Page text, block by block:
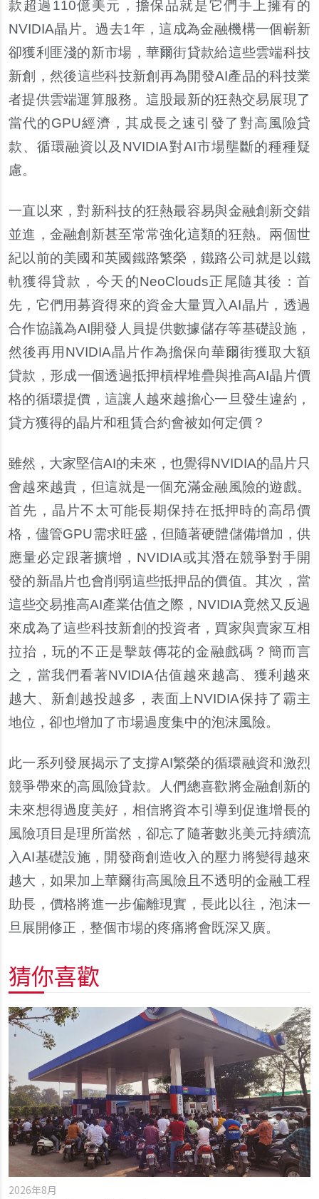
款超過110億美元，擔保品就是它們手上擁有的
NVIDIA晶片。過去1年，這成為金融機構一個嶄新
卻獲利匪淺的新市場，華爾街貸款給這些雲端科技
新創，然後這些科技新創再為開發AI產品的科技業
者提供雲端運算服務。這股最新的狂熱交易展現了
當代的GPU經濟，其成長之速引發了對高風險貸
款、循環融資以及NVIDIA對AI市場壟斷的種種疑
慮。
一直以來，對新科技的狂熱最容易與金融創新交錯
並進，金融創新甚至常常強化這類的狂熱。兩個世
紀以前的美國和英國鐵路繁榮，鐵路公司就是以鐵
軌獲得貸款，今天的NeoClouds正尾隨其後：首
先，它們用募資得來的資金大量買入AI晶片，透過
合作協議為AI開發人員提供數據儲存等基礎設施，
然後再用NVIDIA晶片作為擔保向華爾街獲取大額
貸款，形成一個透過抵押槓桿堆疊與推高AI晶片價
格的循環提價，這讓人越來越擔心一旦發生違約，
貸方獲得的晶片和租賃合約會被如何定價？
雖然，大家堅信AI的未來，也覺得NVIDIA的晶片只
會越來越貴，但這就是一個充滿金融風險的遊戲。
首先，晶片不太可能長期保持在抵押時的高昂價
格，儘管GPU需求旺盛，但隨著硬體儲備增加，供
應量必定跟著擴增，NVIDIA或其潛在競爭對手開
發的新晶片也會削弱這些抵押品的價值。其次，當
這些交易推高AI產業估值之際，NVIDIA竟然又反過
來成為了這些科技新創的投資者，買家與賣家互相
拉抬，玩的不正是擊鼓傳花的金融戲碼？簡而言
之，當我們看著NVIDIA估值越來越高、獲利越來
越大、新創越投越多，表面上NVIDIA保持了霸主
地位，卻也增加了市場過度集中的泡沫風險。
此一系列發展揭示了支撐AI繁榮的循環融資和激烈
競爭帶來的高風險貸款。人們總喜歡將金融創新的
未來想得過度美好，相信將資本引導到促進增長的
風險項目是理所當然，卻忘了隨著數兆美元持續流
入AI基礎設施，開發商創造收入的壓力將變得越來
越大，如果加上華爾街高風險且不透明的金融工程
助長，價格將進一步偏離現實，長此以往，泡沫一
旦展開修正，整個市場的疼痛將會既深又廣。
猜你喜歡
2026年8月